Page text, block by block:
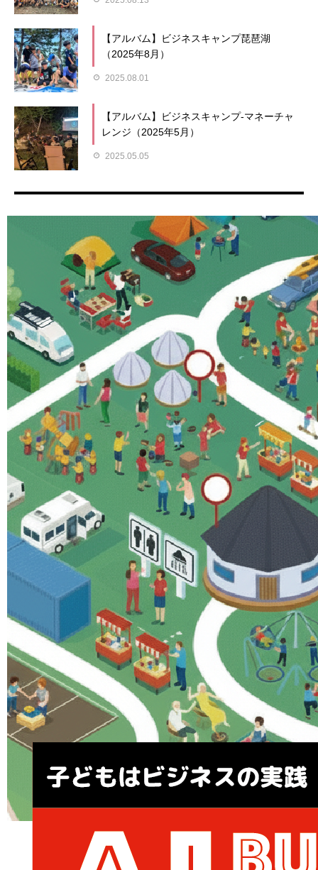
【アルバム】ビジネスキャンプ琵琶湖
（2025年8月）
2025.08.01
【アルバム】ビジネスキャンプ-マネーチャ
レンジ（2025年5月）
2025.05.05